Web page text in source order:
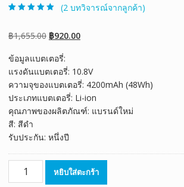
เต็มบนการให้
คะแนนของ
(2 บทวิจารณ์จากลูกค้า)
฿1,655.00 Original
was:
฿1,655.00.
฿920.00Current
฿920.00.
ข้อมูลแบตเตอรี่:
แรงดันแบตเตอรี่: 10.8V
ความจุของแบตเตอรี่: 4200mAh (48Wh)
ประเภทแบตเตอรี่: Li-ion
คุณภาพของผลิตภัณฑ์: แบรนด์ใหม่
สี: สีดำ
รับประกัน: หนึ่งปี
จำนวน
หยิบใส่ตะกร้า